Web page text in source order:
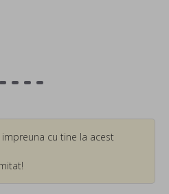
cu tine la acest